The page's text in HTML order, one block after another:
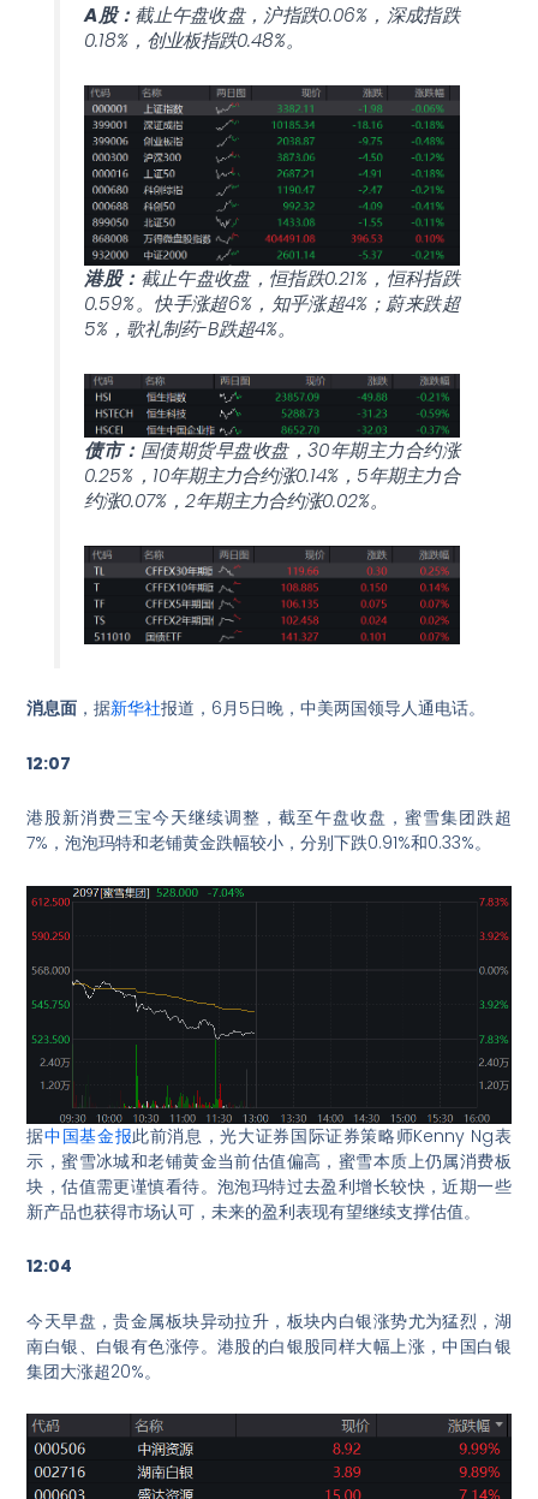
A股： 截止午盘收盘，沪指跌0.06%，深成指跌
0.18%，创业板指跌0.48%。
港股： 截止午盘收盘，恒指跌0.21%，恒科指跌
0.59%。快手涨超6%，知乎涨超4%；蔚来跌超
5%，歌礼制药-B跌超4%。
债市： 国债期货早盘收盘，30年期主力合约涨
0.25%，10年期主力合约涨0.14%，5年期主力合
约涨0.07%，2年期主力合约涨0.02%。
消息面 ，据新华社报道，6月5日晚，中美两国领导人通电话。
12:07
港股新消费三宝今天继续调整，截至午盘收盘，蜜雪集团跌超
7%，泡泡玛特和老铺黄金跌幅较小，分别下跌0.91%和0.33%。
据中国基金报此前消息，光大证券国际证券策略师Kenny Ng表
示，蜜雪冰城和老铺黄金当前估值偏高，蜜雪本质上仍属消费板
块，估值需更谨慎看待。泡泡玛特过去盈利增长较快，近期一些
新产品也获得市场认可，未来的盈利表现有望继续支撑估值。
12:04
今天早盘，贵金属板块异动拉升，板块内白银涨势尤为猛烈，湖
南白银、白银有色涨停。港股的白银股同样大幅上涨，中国白银
集团大涨超20%。